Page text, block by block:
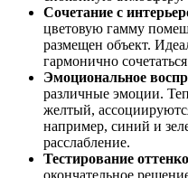
Сочетание с
цветовую гамму
размещен объект.
гармонично
Эмоциональное
различные эмоции.
желтый,
например, синий и
расслабление.
Тестирование
окончательное